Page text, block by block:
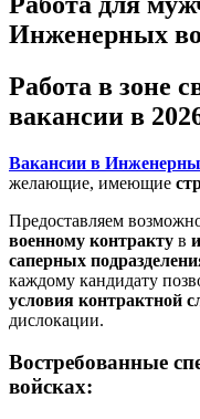
Инженерных
Работа в зоне
вакансии в
Вакансии в
желающие, имеющие
Предоставляем
военному контракту в
саперных
каждому кандидату
условия контрактной
дислокации.
Востребованные
войсках: